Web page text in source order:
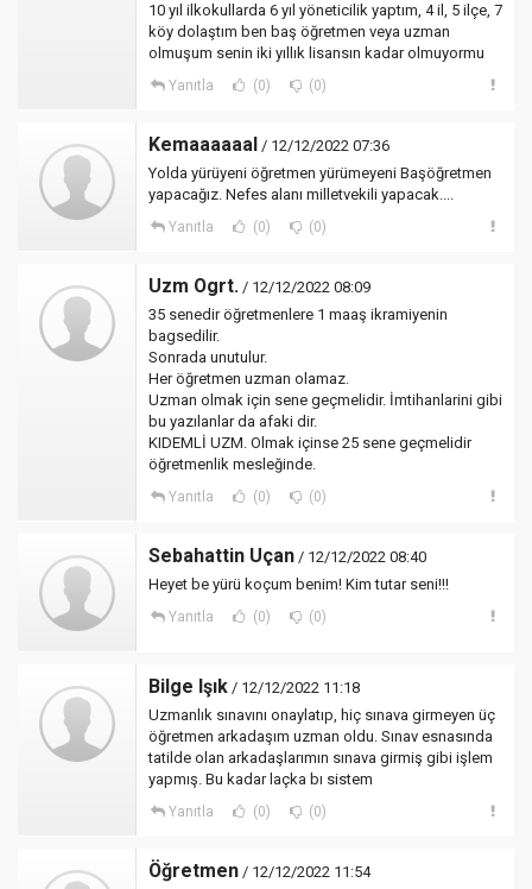
10 yıl ilkokullarda 6 yıl yöneticilik yaptım, 4 il, 5 ilçe, 7
köy dolaştım ben baş öğretmen veya uzman
olmuşum senin iki yıllık lisansın kadar olmuyormu
Yanıtla (0) (0)
Kemaaaaaal / 12/12/2022 07:36
Yolda yürüyeni öğretmen yürümeyeni Başöğretmen
yapacağız. Nefes alanı milletvekili yapacak....
Yanıtla (0) (0)
Uzm Ogrt. / 12/12/2022 08:09
35 senedir öğretmenlere 1 maaş ikramiyenin
bagsedilir.
Sonrada unutulur.
Her öğretmen uzman olamaz.
Uzman olmak için sene geçmelidir. İmtihanlarini gibi
bu yazılanlar da afaki dir.
KIDEMLİ UZM. Olmak içinse 25 sene geçmelidir
öğretmenlik mesleğinde.
Yanıtla (0) (0)
Sebahattin Uçan / 12/12/2022 08:40
Heyet be yürü koçum benim! Kim tutar seni!!!
Yanıtla (0) (0)
Bilge Işık / 12/12/2022 11:18
Uzmanlık sınavını onaylatıp, hiç sınava girmeyen üç
öğretmen arkadaşım uzman oldu. Sınav esnasında
tatilde olan arkadaşlarımın sınava girmiş gibi işlem
yapmış. Bu kadar laçka bı sistem
Yanıtla (0) (0)
Öğretmen / 12/12/2022 11:54